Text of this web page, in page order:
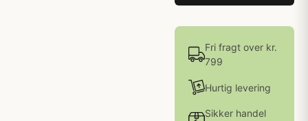
Fri fragt over kr.
799
Hurtig levering
Sikker handel